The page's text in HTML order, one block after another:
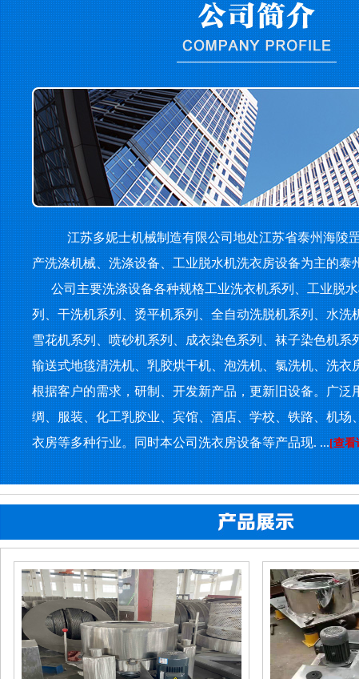
江苏多妮士机械制造有限公司地处江苏省泰州海陵
产洗涤机械、洗涤设备、工业脱水机洗衣房设备为主的泰
公司主要洗涤设备各种规格工业洗衣机系列、工业脱水
列、干洗机系列、烫平机系列、全自动洗脱机系列、水洗
雪花机系列、喷砂机系列、成衣染色系列、袜子染色机系
输送式地毯清洗机、乳胶烘干机、泡洗机、氯洗机、洗衣
根据客户的需求，研制、开发新产品，更新旧设备。广泛
绸、服装、化工乳胶业、宾馆、酒店、学校、铁路、机场
衣房等多种行业。同时本公司洗衣房设备等产品现. ...[查看